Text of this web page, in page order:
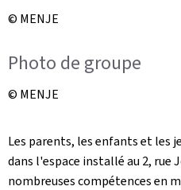
© MENJE
Photo de groupe
© MENJE
Les parents, les enfants et les
dans l'espace installé au 2, rue
nombreuses compétences en